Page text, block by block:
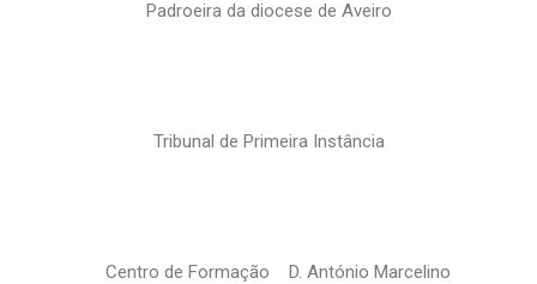
Padroeira da diocese de Aveiro
Tribunal de Primeira Instância
Centro de Formação D. António Marcelino